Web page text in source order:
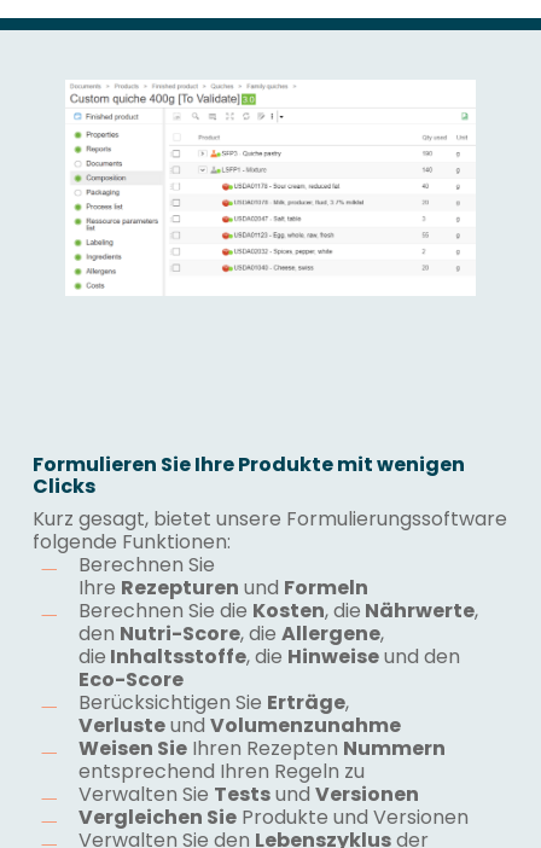
Formulieren Sie Ihre Produkte mit wenigen
Clicks
Kurz gesagt, bietet unsere Formulierungssoftware
folgende Funktionen:
Berechnen Sie
Ihre Rezepturen und Formeln
Berechnen Sie die Kosten, die Nährwerte,
den Nutri-Score, die Allergene,
die Inhaltsstoffe, die Hinweiseund den
Eco-Score
Berücksichtigen Sie Erträge,
Verlusteund Volumenzunahme
Weisen SieIhren Rezepten Nummern
entsprechend Ihren Regeln zu
Verwalten Sie Testsund Versionen
Vergleichen SieProdukte und Versionen
Verwalten Sie den Lebenszyklusder